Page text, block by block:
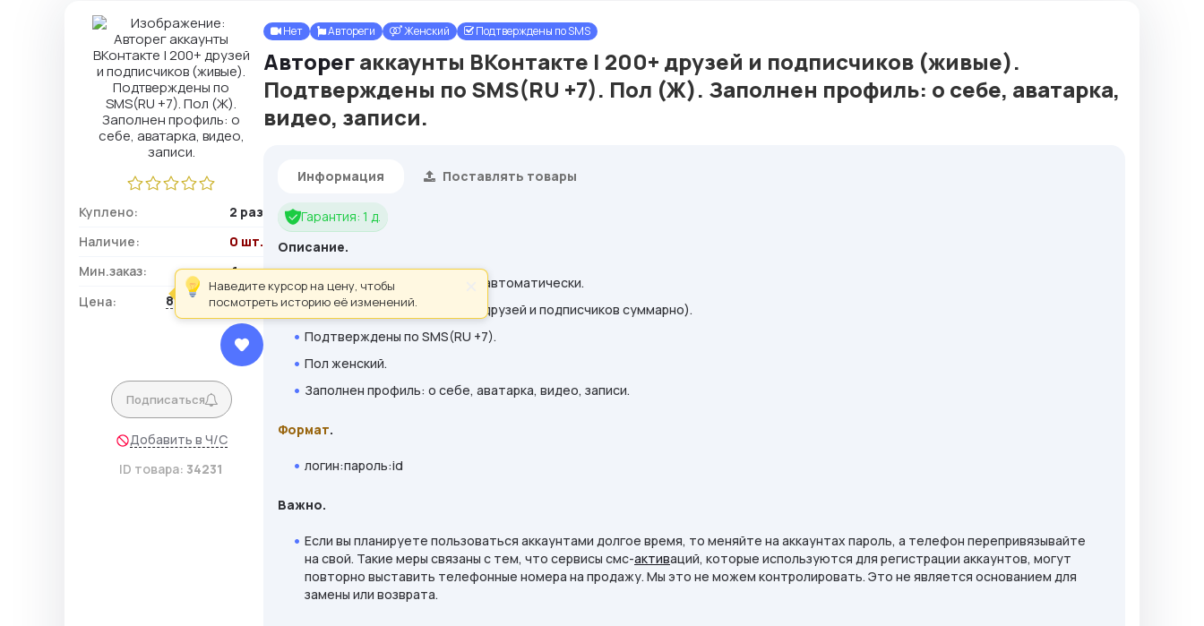
Куплено:
2 раз
Наличие:
0 шт.
Мин.заказ:
1 шт.
Цена:
81,38 ₽ / шт.
Подписаться
Добавить в Ч/С
ID товара: 34231
Нет Автореги Женский Подтверждены по SMS
Авторегаккаунты ВКонтакте | 200+ друзей и подписчиков (живые).
Подтверждены по SMS(RU +7). Пол (Ж). Заполнен профиль: о себе, аватарка,
видео, записи.
Информация Поставлять товары
Гарантия: 1 д.
Описание.
Аккаунты зарегистрированы автоматически.
200+ друзей и подписчиков.(друзей и подписчиков суммарно).
Подтверждены по SMS(RU +7).
Пол женский.
Заполнен профиль: о себе, аватарка, видео, записи.
Формат.
логин:пароль:id
Важно.
Если вы планируете пользоваться аккаунтами долгое время, то меняйте на аккаунтах пароль, а телефон перепривязывайте
на свой. Такие меры связаны с тем, что сервисы смс-активаций, которые используются для регистрации аккаунтов, могут
повторно выставить телефонные номера на продажу. Мы это не можем контролировать. Это не является основанием для
замены или возврата.
Наведите курсор на цену, чтобы
посмотреть историю её изменений.